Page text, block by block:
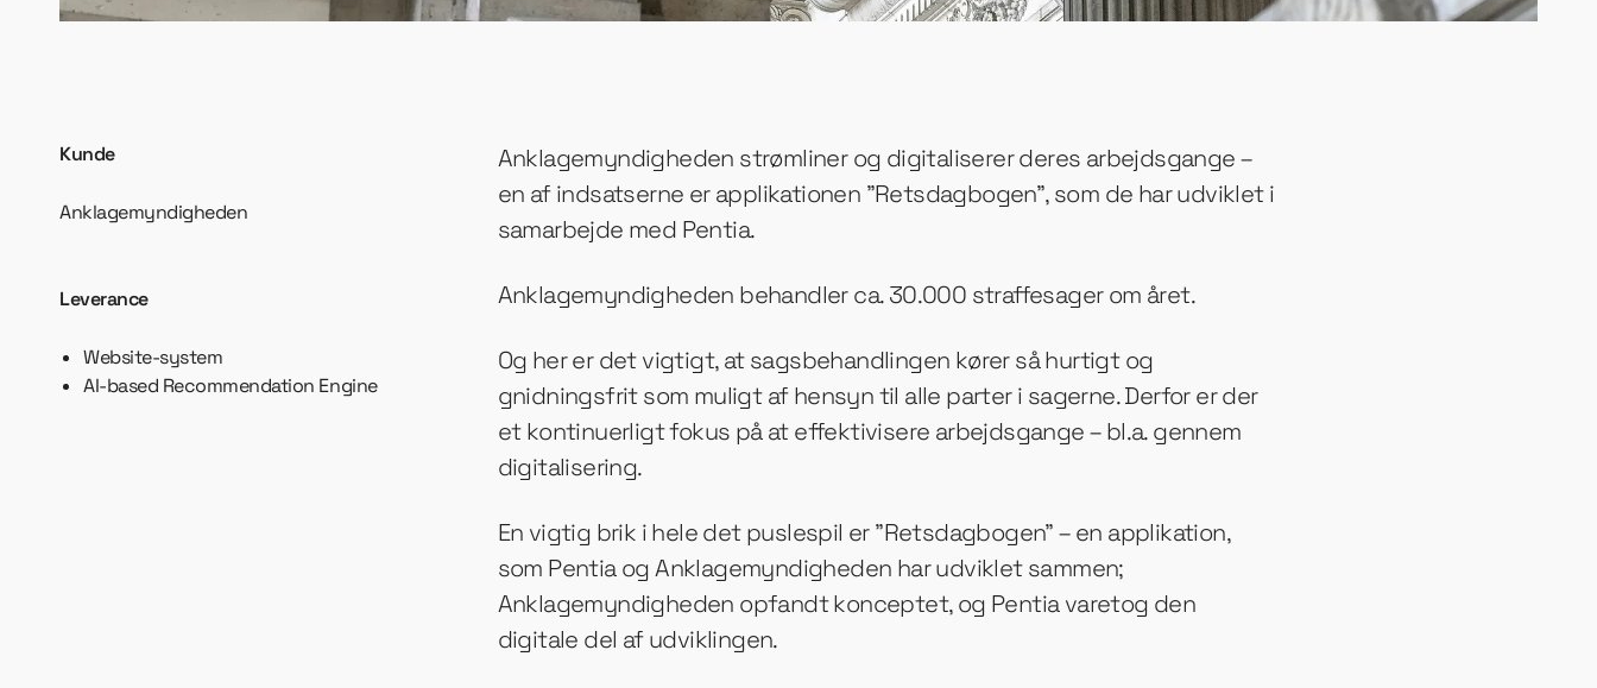
Kunde
Anklagemyndigheden
Leverance
Website-system
AI-based Recommendation Engine
Anklagemyndigheden strømliner og digitaliserer deres arbejdsgange –
en af indsatserne er applikationen ”Retsdagbogen”, som de har udviklet i
samarbejde med Pentia.
Anklagemyndigheden behandler ca. 30.000 straffesager om året.
Og her er det vigtigt, at sagsbehandlingen kører så hurtigt og
gnidningsfrit som muligt af hensyn til alle parter i sagerne. Derfor er der
et kontinuerligt fokus på at effektivisere arbejdsgange – bl.a. gennem
digitalisering.
En vigtig brik i hele det puslespil er ”Retsdagbogen” – en applikation,
som Pentia og Anklagemyndigheden har udviklet sammen;
Anklagemyndigheden opfandt konceptet, og Pentia varetog den
digitale del af udviklingen.